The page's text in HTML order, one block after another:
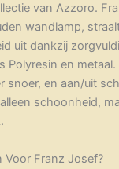
van Azzoro.
wandlamp,
uit dankzij
Polyresin en
snoer, en aan/uit
schoonheid,
Voor Franz Josef?